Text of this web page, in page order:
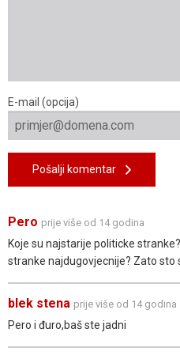
E-mail (opcija)
Pošalji komentar
Pero prije više od 14 godina
Koje su najstarije politicke
stranke najdugovjecnije? Zato sto
blek stena prije više od 14 godina
Pero i đuro,baš ste jadni